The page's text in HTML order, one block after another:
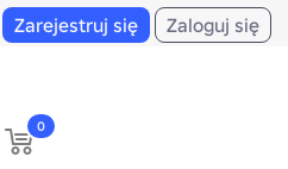
Zarejestruj się Zaloguj się
0